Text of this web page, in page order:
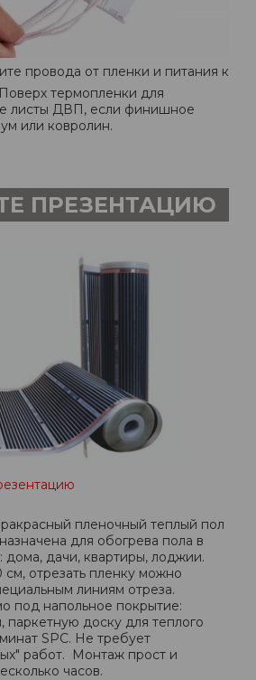
провода от пленки и питания к
термопленки для
листы ДВП, если финишное
или ковролин.
ПРЕЗЕНТАЦИЮ
пленочный теплый пол
для обогрева пола в
дома, дачи, квартиры, лоджии.
отрезать пленку можно
линиям отреза.
под напольное покрытие:
паркетную доску для теплого
SPC. Не требует
работ. Монтаж прост и
часов.